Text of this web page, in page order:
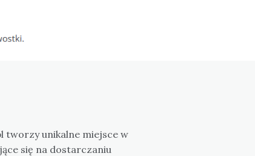
tworzy unikalne miejsce w
się na dostarczaniu